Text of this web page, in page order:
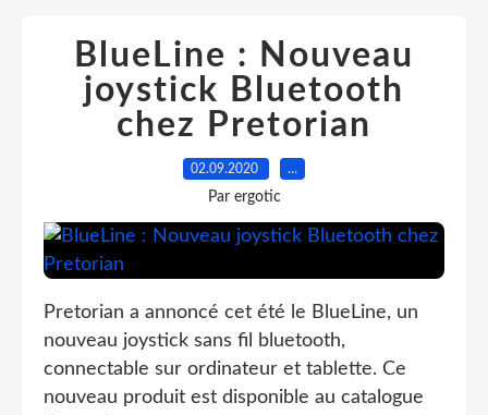
BlueLine : Nouveau
joystick Bluetooth
chez Pretorian
02.09.2020 …
Par ergotic
Pretorian a annoncé cet été le BlueLine, un
nouveau joystick sans fil bluetooth,
connectable sur ordinateur et tablette. Ce
nouveau produit est disponible au catalogue